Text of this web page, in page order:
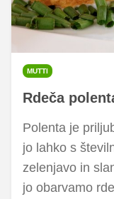
MUTTI
Rdeča
Polenta je
jo lahko s
zelenjavo in
jo obarvamo